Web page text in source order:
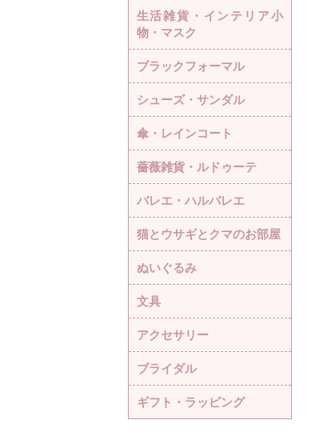
生活雑貨・インテリア小
物・マスク
ブラックフォーマル
シューズ・サンダル
傘・レインコート
薔薇雑貨・ルドゥーテ
バレエ・ハルバレエ
猫とウサギとクマのお部屋
ぬいぐるみ
文具
アクセサリー
ブライダル
ギフト・ラッピング